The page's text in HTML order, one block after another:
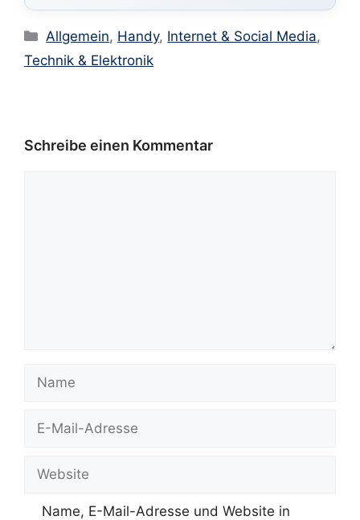
Kategorien
Allgemein, Handy, Internet & Social Media,
Technik & Elektronik
Schreibe einen Kommentar
Mail-
Name, E-Mail-Adresse und Website in